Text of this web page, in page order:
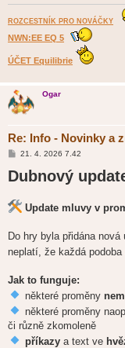
ROZCESTNÍK PRO NOVÁČKY
NWN:EE EQ 5
ÚČET Equilibrie
Ogar
Re: Info - Novinky a
P
í
s
ě
v
21. 4. 2026 7.42
Dubnový
Update mluvy v
Do hry byla přidána
neplatí, že každá
Jak to funguje:
některé proměny
některé proměny
či různě zkomoleně
příkazy a text ve